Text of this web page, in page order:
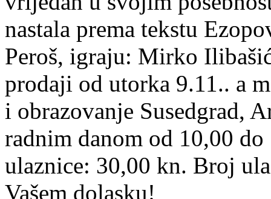
nastala prema tekstu
Peroš, igraju: Mirko
prodaji od utorka 9.11.. a
i obrazovanje Susedgrad,
radnim danom od 10,00
ulaznice: 30,00 kn. Broj
Vašem dolasku!